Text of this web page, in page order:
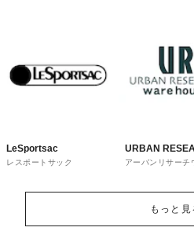
LeSportsac
レスポートサック
URBAN
ware house
アーバンリサーチ
もっと見